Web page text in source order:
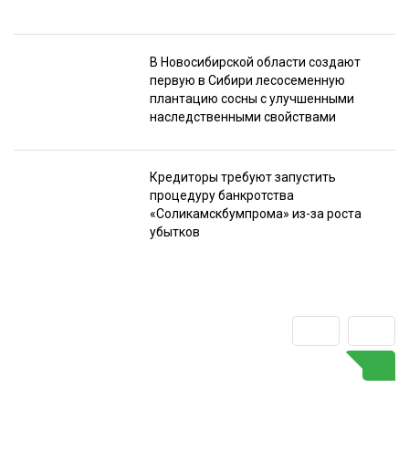
В Новосибирской области создают
первую в Сибири лесосеменную
плантацию сосны с улучшенными
наследственными свойствами
Кредиторы требуют запустить
процедуру банкротства
«Соликамскбумпрома» из-за роста
убытков